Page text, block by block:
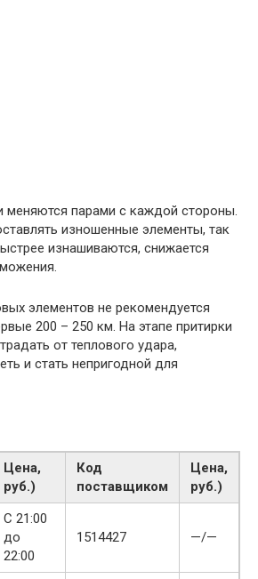
меняются парами с каждой стороны.
изношенные элементы, так
изнашиваются, снижается
элементов не рекомендуется
200 – 250 км. На этапе притирки
от теплового удара,
и стать непригодной для
Цена,
руб.)
Код
поставщиком
Цена,
руб.)
С 21:00
до
22:00
1514427 —/—